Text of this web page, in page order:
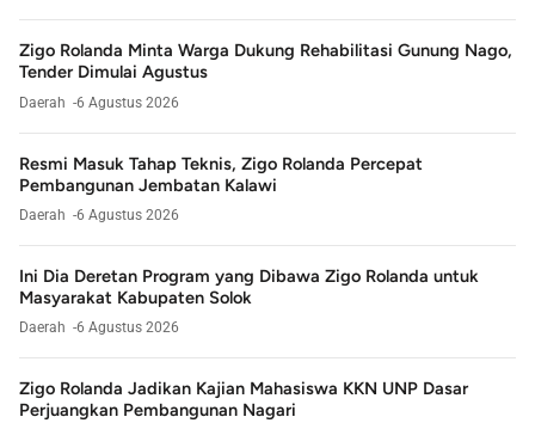
Zigo Rolanda Minta Warga Dukung Rehabilitasi Gunung Nago,
Tender Dimulai Agustus
Daerah 6 Agustus 2026
Resmi Masuk Tahap Teknis, Zigo Rolanda Percepat
Pembangunan Jembatan Kalawi
Daerah 6 Agustus 2026
Ini Dia Deretan Program yang Dibawa Zigo Rolanda untuk
Masyarakat Kabupaten Solok
Daerah 6 Agustus 2026
Zigo Rolanda Jadikan Kajian Mahasiswa KKN UNP Dasar
Perjuangkan Pembangunan Nagari